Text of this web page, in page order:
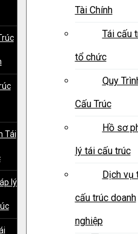
Tái
lý
Tài Chính
Tái cấu
tổ chức
Quy
Cấu Trúc
Hồ sơ
lý tái cấu trúc
Dịch vụ
cấu trúc doanh
nghiệp